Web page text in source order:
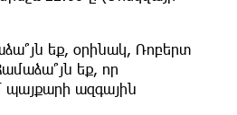
եք, օրինակ, Ռոբերտ
եք, որ
պայքարի ազգային